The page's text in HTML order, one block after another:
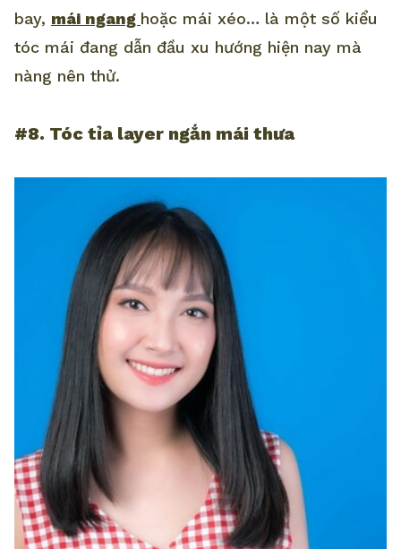
bay, mái ngang hoặc mái xéo… là một số kiểu
tóc mái đang dẫn đầu xu hướng hiện nay mà
nàng nên thử.
#8. Tóc tỉa layer ngắn mái thưa